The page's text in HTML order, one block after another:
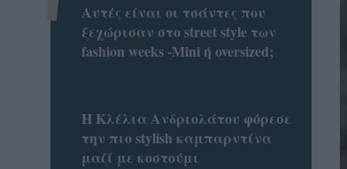
Αυτές είναι οι τσάντες που
ξεχώρισαν στο street style των
fashion weeks -Mini ή oversized;
Η Κλέλια Ανδριολάτου φόρεσε
την πιο stylish καμπαρντίνα
μαζί με κοστούμι